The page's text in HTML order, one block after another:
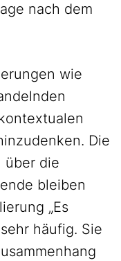
nach dem
wie
Die
über die
bleiben
„Es
häufig. Sie